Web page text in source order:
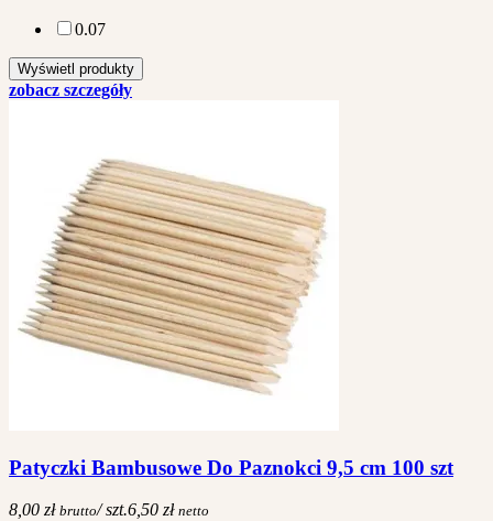
0.07
zobacz szczegóły
Patyczki Bambusowe Do Paznokci 9,5 cm 100 szt
8,00 zł brutto/ szt.6,50 zł netto